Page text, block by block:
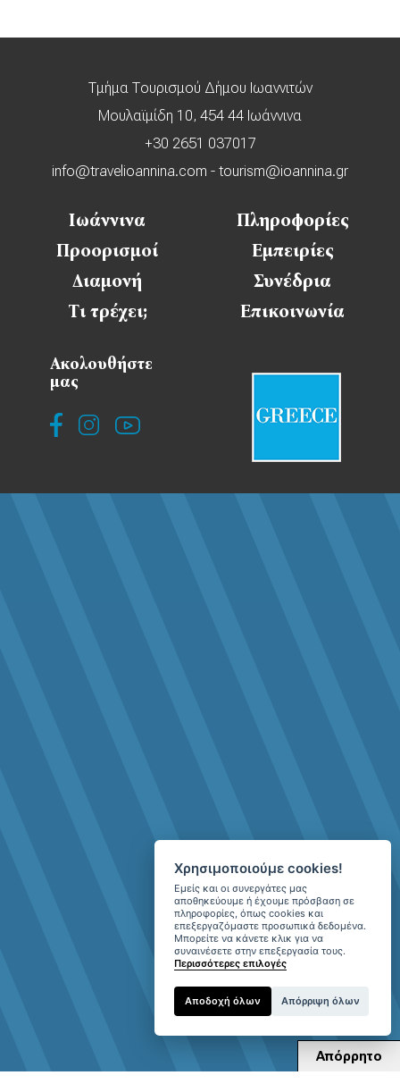
Απόρρητο
Τμήμα Τουρισμού Δήμου Ιωαννιτών
Μουλαϊμίδη 10, 454 44 Ιωάννινα
+30 2651 037017
info@travelioannina.com - tourism@ioannina.gr
Ιωάννινα
Πληροφορίες
Προορισμοί
Εμπειρίες
Διαμονή
Συνέδρια
Τι τρέχει;
Επικοινωνία
Ακολουθήστε
μας
Χρησιμοποιούμε cookies!
Εμείς και οι συνεργάτες μας
αποθηκεύουμε ή έχουμε πρόσβαση σε
πληροφορίες, όπως cookies και
επεξεργαζόμαστε προσωπικά δεδομένα.
Μπορείτε να κάνετε κλικ για να
συναινέσετε στην επεξεργασία τους.
Περισσότερες επιλογές
Αποδοχή όλων Απόρριψη όλων